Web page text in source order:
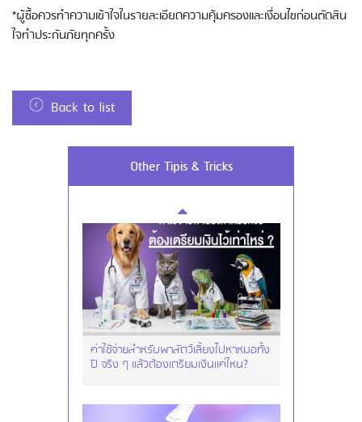
*ผู้ซื้อควรทำความเข้าใจในรายละเอียดความคุ้มครองและเงื่อนไขก่อนตัดสิน
ใจทำประกันภัยทุกครั้ง
Back to list
Other Tipis & Tricks
Using AEON Cards - Using your Card
ค่าใช้จ่ายสำหรับพาสัตว์เลี้ยงไปหาหมอทั้ง
ปี จริง ๆ แล้วต้องเตรียมเงินแค่ไหน?